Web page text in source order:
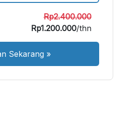
Rp2.400.000
Rp1.200.000/thn
Sekarang »